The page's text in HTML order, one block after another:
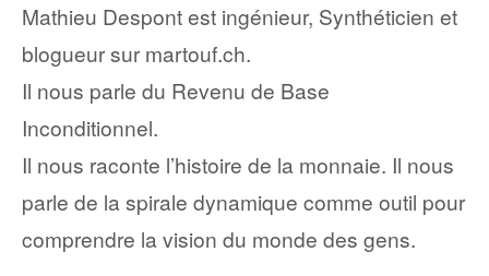
Mathieu Despont est ingénieur, Synthéticien et
blogueur sur martouf.ch.
Il nous parle du Revenu de Base
Inconditionnel.
Il nous raconte l’histoire de la monnaie. Il nous
parle de la spirale dynamique comme outil pour
comprendre la vision du monde des gens.